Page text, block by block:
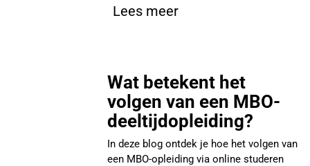
Lees meer
Wat betekent het
volgen van een MBO-
deeltijdopleiding?
In deze blog ontdek je hoe het volgen van
een MBO-opleiding via online studeren